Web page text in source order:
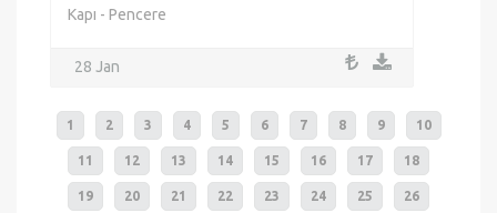
Kapı - Pencere
28 Jan
1 2 3 4 5 6 7 8 9 10
11 12 13 14 15 16 17 18
19 20 21 22 23 24 25 26